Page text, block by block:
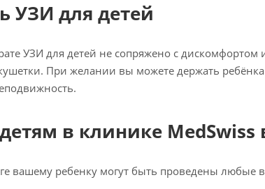
УЗИ для детей
УЗИ для детей не сопряжено с
При желании вы можете держать
в клинике MedSwiss
вашему ребенку могут быть проведены любые